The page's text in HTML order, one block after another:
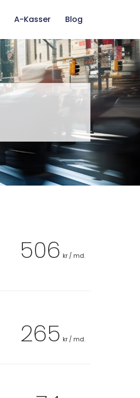
A-Kasser Blog
506 kr / md.
265 kr / md.